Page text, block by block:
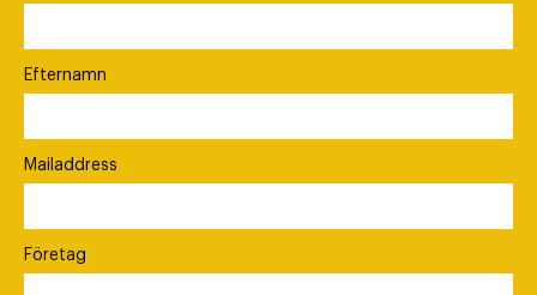
Efternamn
Mailaddress
Företag